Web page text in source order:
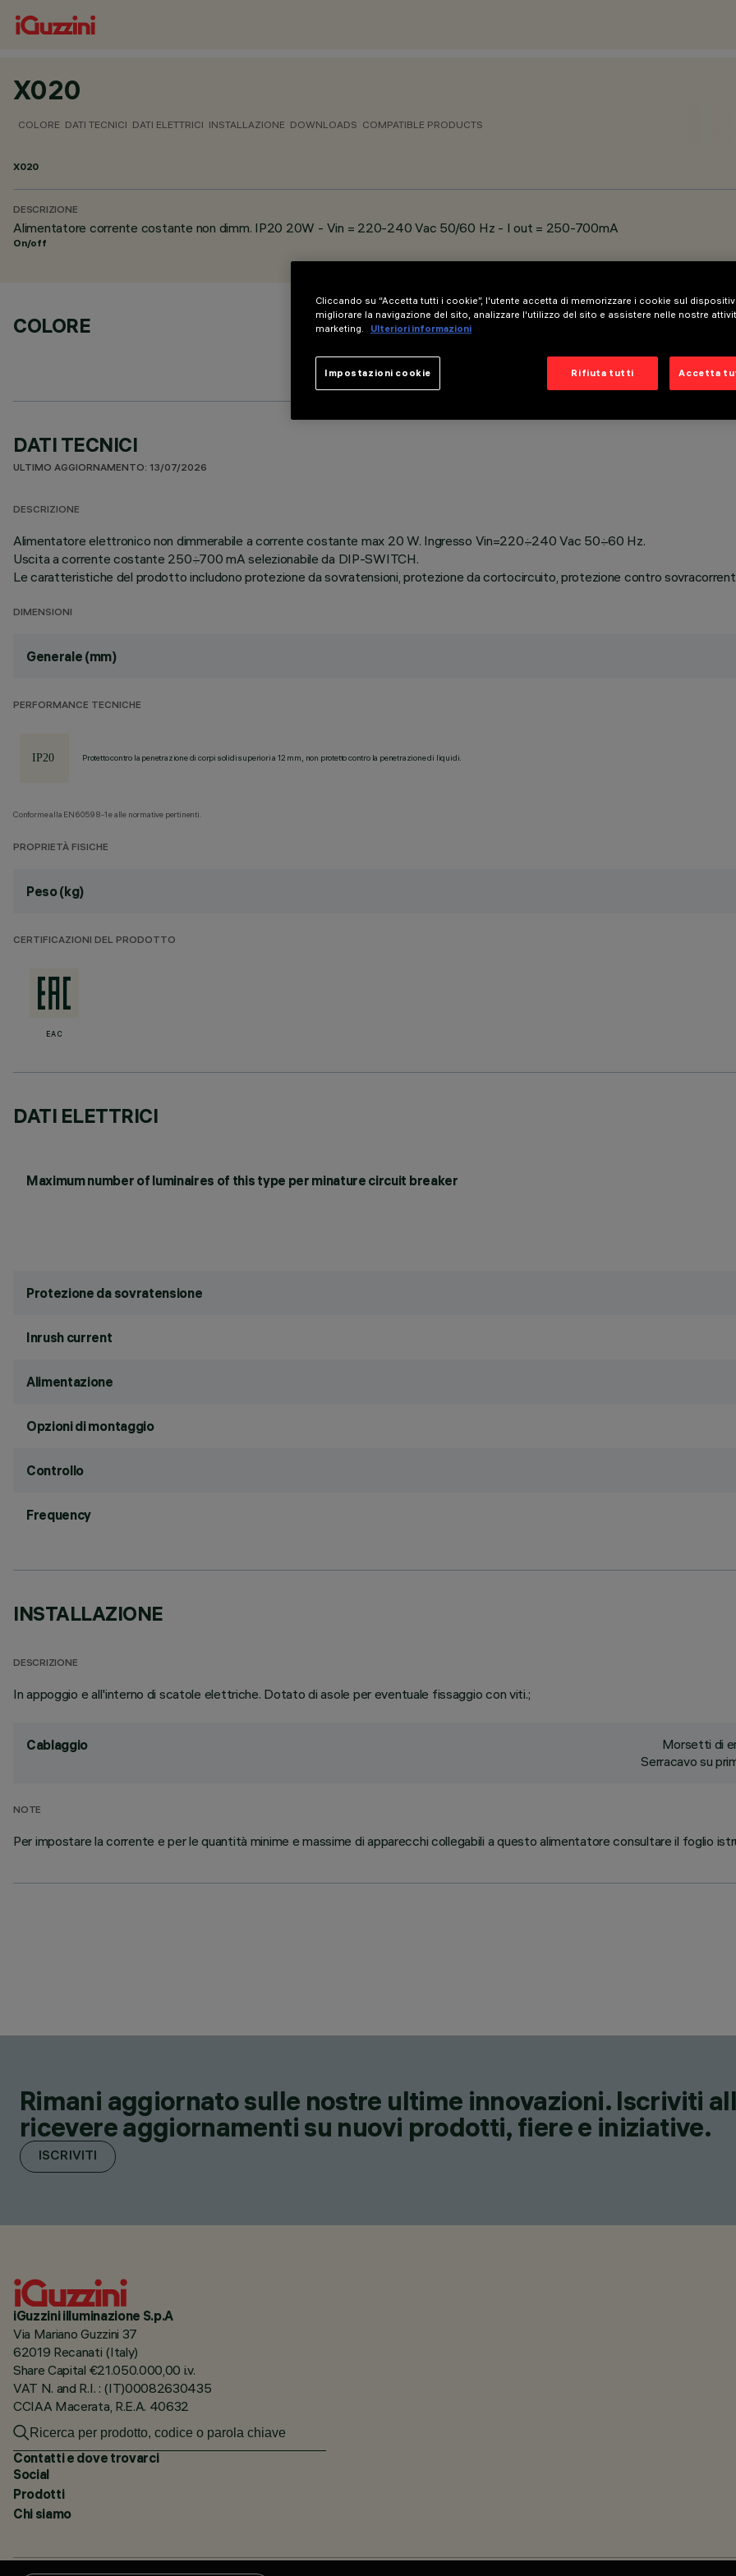
X020
COLORE DATI TECNICI DATI ELETTRICI INSTALLAZIONE DOWNLOADS COMPATIBLE PRODUCTS
X020
DESCRIZIONE
Alimentatore corrente costante non dimm. IP20 20W - Vin = 220-240 Vac 50/60 Hz - I out = 250-700mA
On/off
COLORE
DATI TECNICI
ULTIMO AGGIORNAMENTO: 13/07/2026
DESCRIZIONE
Alimentatore elettronico non dimmerabile a corrente costante max 20 W. Ingresso Vin=220÷240 Vac 50÷60 Hz.
Uscita a corrente costante 250÷700 mA selezionabile da DIP-SWITCH.
Le caratteristiche del prodotto includono protezione da sovratensioni, protezione da cortocircuito, protezione contro
DIMENSIONI
Generale (mm)
PERFORMANCE TECNICHE
Protetto contro la penetrazione di corpi solidi superiori a 12 mm, non protetto contro la penetrazione di liquidi.
Conforme alla EN60598-1 e alle normative pertinenti.
PROPRIETÀ FISICHE
Peso (kg)
CERTIFICAZIONI DEL PRODOTTO
EAC
DATI ELETTRICI
Maximum number of luminaires of this type per minature circuit breaker
Protezione da sovratensione
Inrush current
Alimentazione
Opzioni di montaggio
Controllo
Frequency
INSTALLAZIONE
DESCRIZIONE
In appoggio e all'interno di scatole elettriche. Dotato di asole per eventuale fissaggio con viti.;
Cablaggio
Morsetti di
Serracavo su
NOTE
Per impostare la corrente e per le quantità minime e massime di apparecchi collegabili a questo alimentatore consultare il foglio
Rimani aggiornato sulle nostre ultime innovazioni. Iscriviti
ricevere aggiornamenti su nuovi prodotti, fiere e iniziative.
ISCRIVITI
iGuzzini illuminazione S.p.A
Via Mariano Guzzini 37
62019 Recanati (Italy)
Share Capital €21.050.000,00 i.v.
VAT N. and R.I. : (IT)00082630435
CCIAA Macerata, R.E.A. 40632
Contatti e dove trovarci
Social
Prodotti
Chi siamo
Cliccando su “Accetta tutti i cookie”, l'utente accetta di memorizzare i cookie sul
migliorare la navigazione del sito, analizzare l'utilizzo del sito e assistere nelle nostre
marketing.
Ulteriori informazioni
Rifiuta tutti Accetta
Impostazioni cookie